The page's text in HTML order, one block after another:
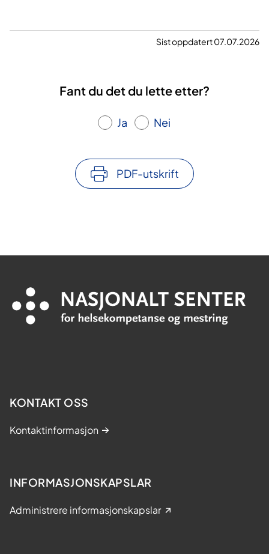
Sist oppdatert 07.07.2026
Fant du det du lette etter?
Ja Nei
PDF-utskrift
KONTAKT OSS
Kontaktinformasjon
INFORMASJONSKAPSLAR
Administrere informasjonskapslar